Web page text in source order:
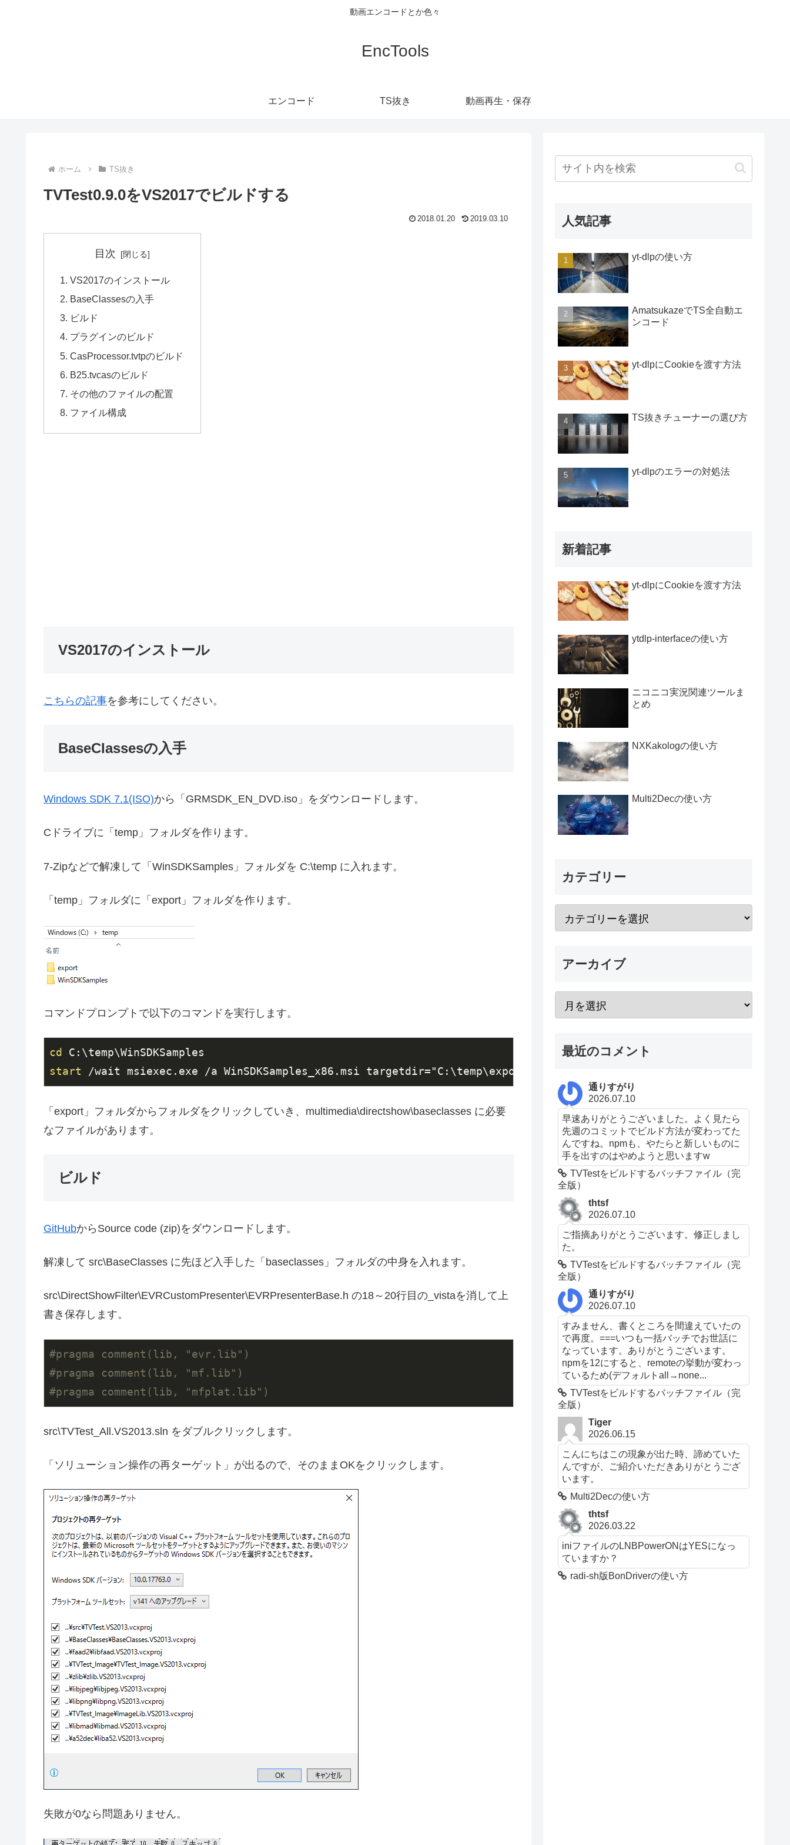
動画エンコードとか色々
EncTools
エンコード TS抜き 動画再生・保存
ホーム TS抜き
TVTest0.9.0をVS2017でビルドする
2018.01.20 2019.03.10
目次
VS2017のインストール
BaseClassesの入手
ビルド
プラグインのビルド
CasProcessor.tvtpのビルド
B25.tvcasのビルド
その他のファイルの配置
ファイル構成
VS2017のインストール
こちらの記事を参考にしてください。
BaseClassesの入手
Windows SDK 7.1(ISO)から「GRMSDK_EN_DVD.iso」をダウンロードします。
Cドライブに「temp」フォルダを作ります。
7-Zipなどで解凍して「WinSDKSamples」フォルダを C:\temp に入れます。
「temp」フォルダに「export」フォルダを作ります。
コマンドプロンプトで以下のコマンドを実行します。
cd
start /wait msiexec.exe /a WinSDKSamples_x86.msi targetdir="C:\temp\export"
「export」フォルダからフォルダをクリックしていき、multimedia\directshow\baseclasses に必要
なファイルがあります。
ビルド
GitHubからSource code (zip)をダウンロードします。
解凍して src\BaseClasses に先ほど入手した「baseclasses」フォルダの中身を入れます。
src\DirectShowFilter\EVRCustomPresenter\EVRPresenterBase.h の18～20行目の_vistaを消して上
書き保存します。
#pragma comment(lib, "evr.lib" )
#pragma comment(lib, "mf.lib" )
#pragma comment(lib, "mfplat.lib" )
src\TVTest_All.VS2013.sln をダブルクリックします。
「ソリューション操作の再ターゲット」が出るので、そのままOKをクリックします。
失敗が0なら問題ありません。
人気記事
yt-dlpの使い方
AmatsukazeでTS全自動エ
ンコード
yt-dlpにCookieを渡す方法
TS抜きチューナーの選び方
yt-dlpのエラーの対処法
新着記事
yt-dlpにCookieを渡す方法
ytdlp-interfaceの使い方
ニコニコ実況関連ツールま
とめ
NXKakologの使い方
Multi2Decの使い方
カテゴリー
アーカイブ
最近のコメント
通りすがり
2026.07.10
早速ありがとうございました。よく見たら
先週のコミットでビルド方法が変わってた
んですね。npmも、やたらと新しいものに
手を出すのはやめようと思いますw
TVTestをビルドするバッチファイル（完
全版）
thtsf
2026.07.10
ご指摘ありがとうございます。修正しまし
た。
TVTestをビルドするバッチファイル（完
全版）
通りすがり
2026.07.10
すみません、書くところを間違えていたの
で再度。===いつも一括バッチでお世話に
なっています。ありがとうございます。
npmを12にすると、remoteの挙動が変わっ
ているため(デフォルトall→none...
TVTestをビルドするバッチファイル（完
全版）
Tiger
2026.06.15
こんにちはこの現象が出た時、諦めていた
んですが、ご紹介いただきありがとうござ
います。
Multi2Decの使い方
thtsf
2026.03.22
iniファイルのLNBPowerONはYESになっ
ていますか？
radi-sh版BonDriverの使い方